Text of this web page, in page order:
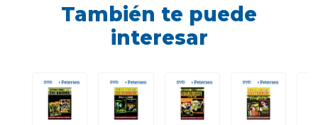
También te puede
interesar